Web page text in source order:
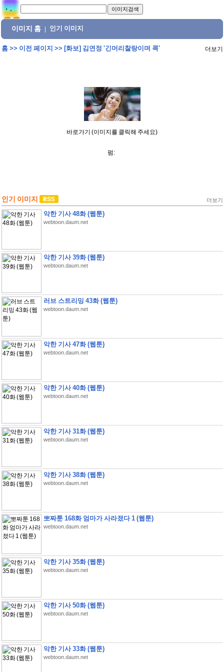
이미지 홈 인기 이미지
홈>> 이전 페이지 >> [화보] 김연정 '긴머리찰랑이며 콕' 더보기
바로가기 (이미지를 클릭해 주세요)
펌:
인기 이미지 더보기
악한 기사 48화 (웹툰)
webtoon.daum.net
악한 기사 39화 (웹툰)
webtoon.daum.net
러브 스트리밍 43화 (웹툰)
webtoon.daum.net
악한 기사 47화 (웹툰)
webtoon.daum.net
악한 기사 40화 (웹툰)
webtoon.daum.net
악한 기사 31화 (웹툰)
webtoon.daum.net
악한 기사 38화 (웹툰)
webtoon.daum.net
뽀짜툰 168화 엄마가 사라졌다 1 (웹툰)
webtoon.daum.net
악한 기사 35화 (웹툰)
webtoon.daum.net
악한 기사 50화 (웹툰)
webtoon.daum.net
악한 기사 33화 (웹툰)
webtoon.daum.net